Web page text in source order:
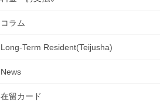
コラム
Long-Term Resident(Teijusha)
News
在留カード